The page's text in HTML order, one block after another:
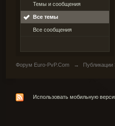
Темы и сообщения
Все темы
Все сообщения
Форум Euro-PvP.Com → Публикации
Использовать мобильную